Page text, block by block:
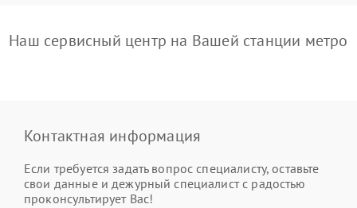
Наш сервисный центр на Вашей станции метро
Контактная информация
Если требуется задать вопрос специалисту, оставьте
свои данные и дежурный специалист с радостью
проконсультирует Вас!